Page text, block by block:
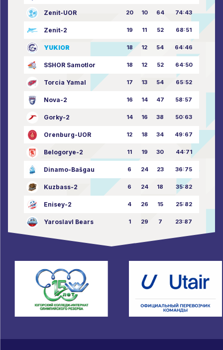
Zenit-UOR 20 10 64 74:43
Zenit-2 19 11 52 68:51
YUKIOR 18 12 54 64:46
SSHOR Samotlor 18 12 52 64:50
Torcia Yamal 17 13 54 65:52
Nova-2 16 14 47 58:57
Gorky-2 14 16 38 50:63
Orenburg-UOR 12 18 34 49:67
Belogorye-2 11 19 30 44:71
Dinamo-Bašgau 6 24 23 36:75
Kuzbass-2 6 24 18 35:82
Enisey-2 4 26 15 25:82
Yaroslavl Bears 1 29 7 23:87